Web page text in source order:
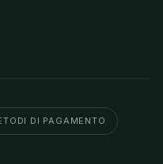
DI PAGAMENTO